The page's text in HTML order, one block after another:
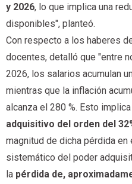
y 2026, lo que implica una
disponibles", planteó.
Con respecto a los haberes
docentes, detalló que "entre
2026, los salarios acumulan
mientras que la inflación
alcanza el 280 %. Esto implica
adquisitivo del orden del
magnitud de dicha pérdida
sistemático del poder
la pérdida de,